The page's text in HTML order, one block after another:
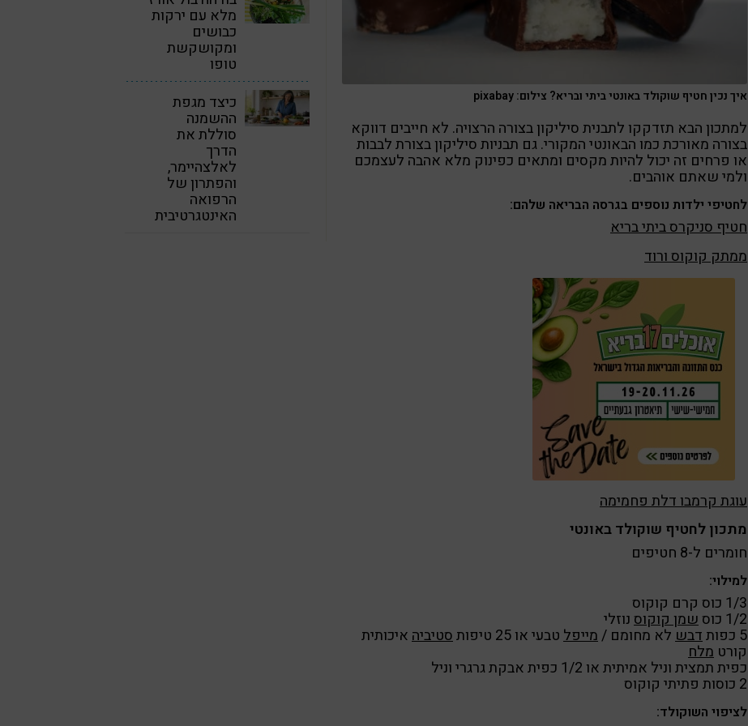
איך נכין חטיף שוקולד באונטי ביתי ובריא? צילום: pixabay
למתכון הבא תזדקקו לתבנית סיליקון בצורה הרצויה. לא חייבים דווקא
בצורה מאורכת כמו הבאונטי המקורי. גם תבניות סיליקון בצורת לבבות
או פרחים זה יכול להיות מקסים ומתאים כפינוק מלא אהבה לעצמכם
ולמי שאתם אוהבים.
לחטיפי ילדות נוספים בגרסה הבריאה שלהם:
חטיף סניקרס ביתי בריא
ממתק קוקוס ורוד
עוגת קרמבו דלת פחמימה
מתכון לחטיף שוקולד באונטי
חומרים ל-8 חטיפים
למילוי:
1/3 כוס קרם קוקוס
1/2 כוס שמן קוקוסנוזלי
5 כפות דבשלא מחומם /מייפלטבעי או 25 טיפות סטיביהאיכותית
קורט מלח
כפית תמצית וניל אמיתית או 1/2 כפית אבקת גרגרי וניל
2 כוסות פתיתי קוקוס
לציפוי השוקולד:
מלא עם ירקות
כבושים
ומקושקשת
טופו
כיצד מגפת
ההשמנה
סוללת את
הדרך
לאלצהיימר,
והפתרון של
הרפואה
האינטגרטיבית